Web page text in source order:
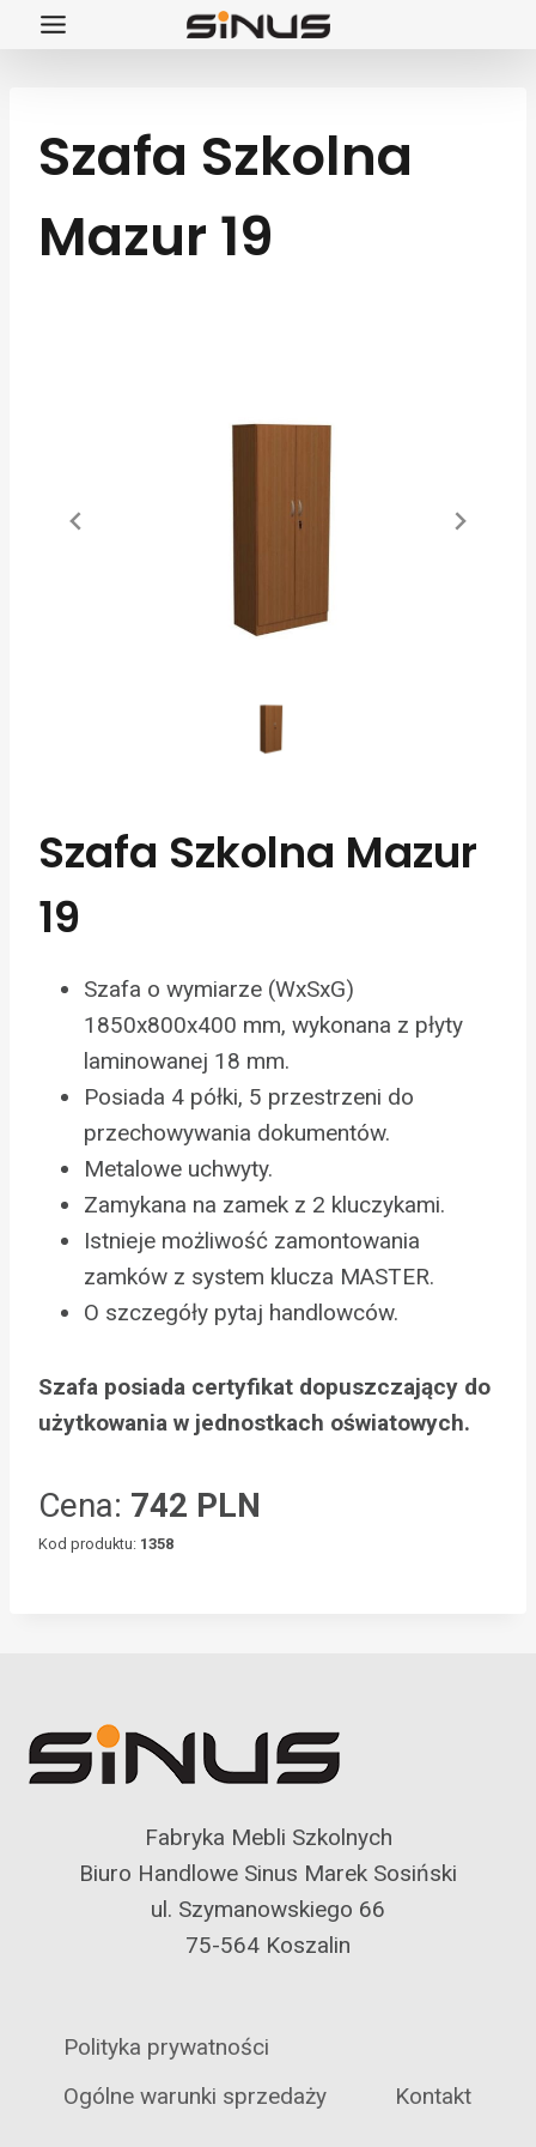
Przejdź
Szafa Szkolna
Mazur 19
Szafa Szkolna Mazur
19
Szafa o wymiarze (WxSxG)
1850x800x400 mm, wykonana z płyty
laminowanej 18 mm.
Posiada 4 półki, 5 przestrzeni do
przechowywania dokumentów.
Metalowe uchwyty.
Zamykana na zamek z 2 kluczykami.
Istnieje możliwość zamontowania
zamków z system klucza MASTER.
O szczegóły pytaj handlowców.
Szafa posiada certyfikat dopuszczający do
użytkowania w jednostkach oświatowych.
Cena: 742 PLN
Kod produktu: 1358
Fabryka Mebli Szkolnych
Biuro Handlowe Sinus Marek Sosiński
ul. Szymanowskiego 66
75-564 Koszalin
Polityka prywatności
Ogólne warunki sprzedaży
Kontakt